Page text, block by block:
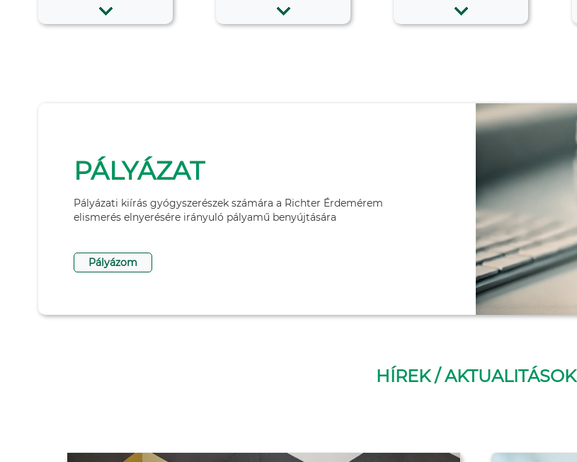
PÁLYÁZAT
Pályázati kiírás gyógyszerészek számára a Richter Érdemérem
elismerés elnyerésére irányuló pályamű benyújtására
Pályázom
HÍREK / AKTUALITÁSOK